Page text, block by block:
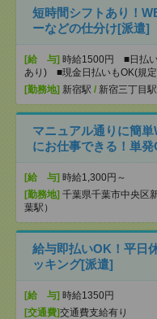
短時間シフトあり！
ーなどの仕分け[派遣]
[給 与] 時給1500円 ■日払
あり) ■現金日払いもOK(規
[勤務地] 新宿駅 / 新宿三丁目駅
マニュアル通りに簡
にお仕事できる！単
[給 与] 時給1,300円～
[勤務地] 千葉県千葉市中央区
葉駅）
給与即払いOK！平日
ッキング[派遣]
[給 与] 時給1350円
[交通費]交通費支給有り